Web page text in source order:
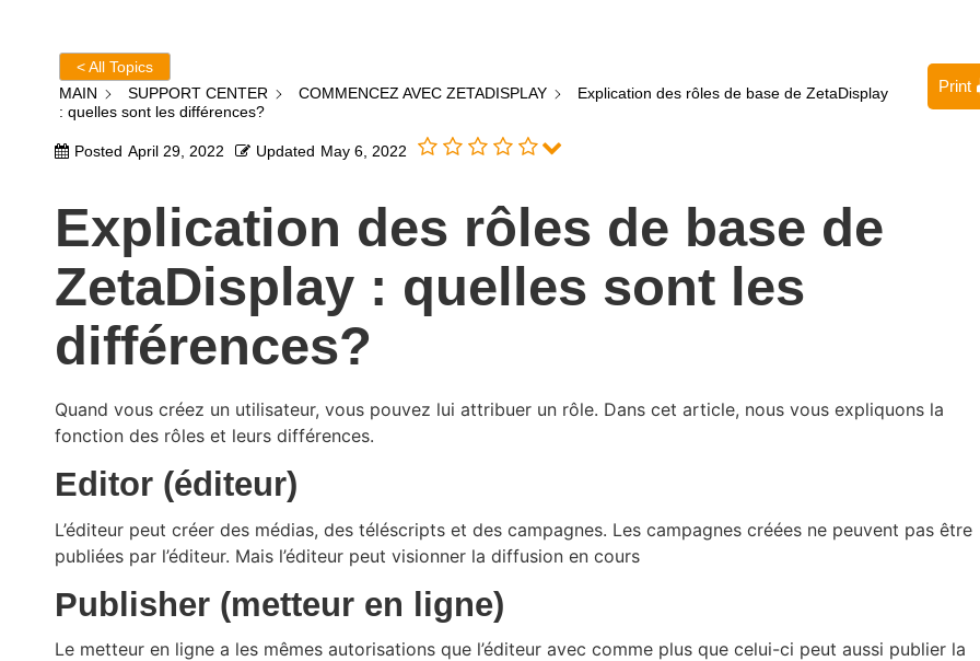
< All Topics
MAIN
SUPPORT CENTER COMMENCEZ AVEC ZETADISPLAY
Explication des rôles de base de ZetaDisplay
: quelles sont les différences?
Print
Posted April 29, 2022 Updated May 6, 2022
Explication des rôles de base de
ZetaDisplay : quelles sont les
différences?
Quand vous créez un utilisateur, vous pouvez lui attribuer un rôle. Dans cet article, nous vous expliquons la
fonction des rôles et leurs différences.
Editor (éditeur)
L’éditeur peut créer des médias, des téléscripts et des campagnes. Les campagnes créées ne peuvent pas être
publiées par l’éditeur. Mais l’éditeur peut visionner la diffusion en cours
Publisher (metteur en ligne)
Le metteur en ligne a les mêmes autorisations que l’éditeur avec comme plus que celui-ci peut aussi publier la